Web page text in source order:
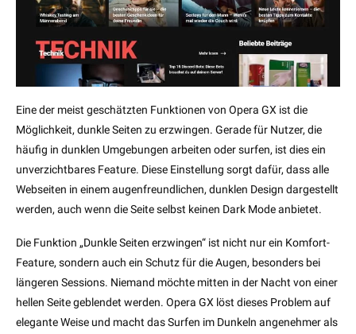
Eine der meist geschätzten Funktionen von Opera GX ist die
Möglichkeit, dunkle Seiten zu erzwingen. Gerade für Nutzer, die
häufig in dunklen Umgebungen arbeiten oder surfen, ist dies ein
unverzichtbares Feature. Diese Einstellung sorgt dafür, dass alle
Webseiten in einem augenfreundlichen, dunklen Design dargestellt
werden, auch wenn die Seite selbst keinen Dark Mode anbietet.
Die Funktion „Dunkle Seiten erzwingen“ ist nicht nur ein Komfort-
Feature, sondern auch ein Schutz für die Augen, besonders bei
längeren Sessions. Niemand möchte mitten in der Nacht von einer
hellen Seite geblendet werden. Opera GX löst dieses Problem auf
elegante Weise und macht das Surfen im Dunkeln angenehmer als